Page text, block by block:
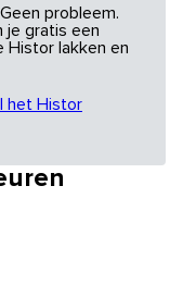
probleem.
je gratis een
Histor lakken en
het Histor